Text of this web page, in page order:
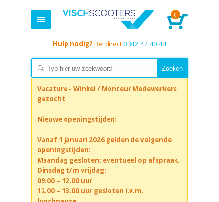
0
Hulp nodig? Bel direct0342 42 40 44
Vacature - Winkel / Monteur Medewerkers
gezocht:
Nieuwe openingstijden:
Vanaf 1 januari 2026 gelden de volgende
openingstijden:
Maandag gesloten: eventueel op afspraak.
Dinsdag t/m vrijdag:
09.00 – 12.00 uur
12.00 – 13.00 uur gesloten i.v.m.